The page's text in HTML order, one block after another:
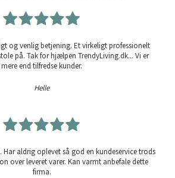
og venlig betjening. Et virkeligt professionelt
på. Tak for hjælpen TrendyLiving.dk... Vi er
mere end tilfredse kunder.
Helle
Har aldrig oplevet så god en kundeservice trods
over leveret varer. Kan varmt anbefale dette
firma.